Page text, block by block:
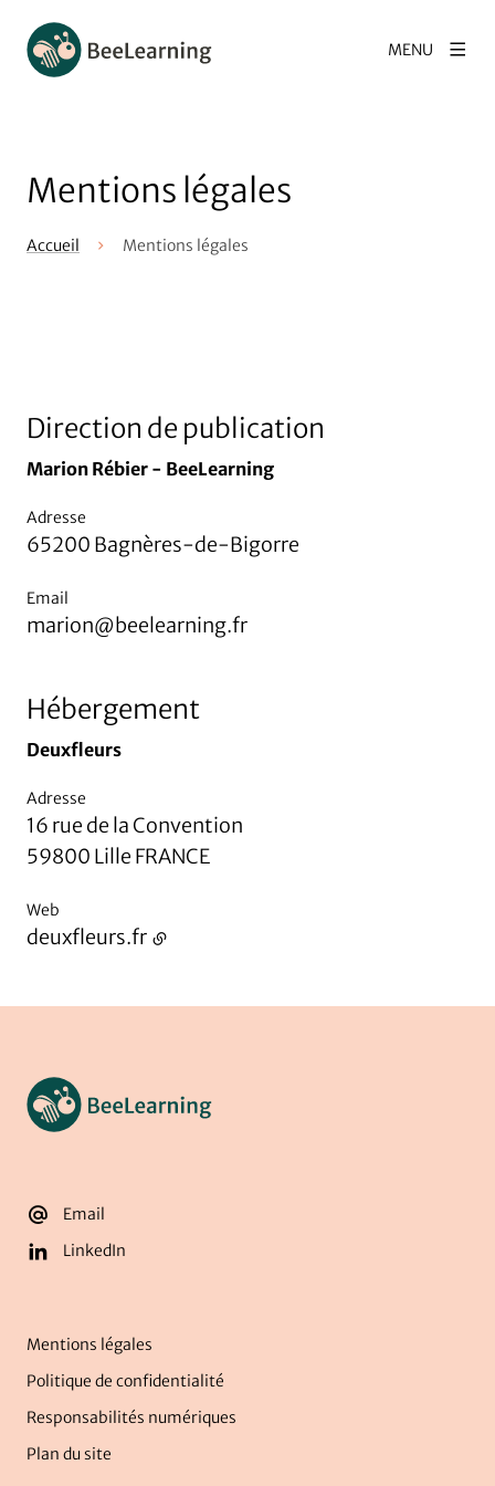
MENU
Mentions légales
Accueil Mentions légales
Direction de publication
Marion Rébier - BeeLearning
Adresse
65200 Bagnères-de-Bigorre
Email
marion@beelearning.fr
Hébergement
Deuxfleurs
Adresse
16 rue de la Convention
59800 Lille FRANCE
Web
deuxfleurs.fr
Email
LinkedIn
Mentions légales
Politique de confidentialité
Responsabilités numériques
Plan du site